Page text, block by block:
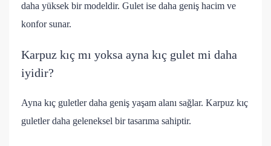
daha yüksek bir modeldir. Gulet ise daha geniş hacim ve
konfor sunar.
Karpuz kıç mı yoksa ayna kıç gulet mi daha
iyidir?
Ayna kıç guletler daha geniş yaşam alanı sağlar. Karpuz kıç
guletler daha geleneksel bir tasarıma sahiptir.